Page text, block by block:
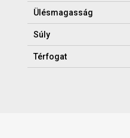
Ülésmagasság
Súly
Térfogat